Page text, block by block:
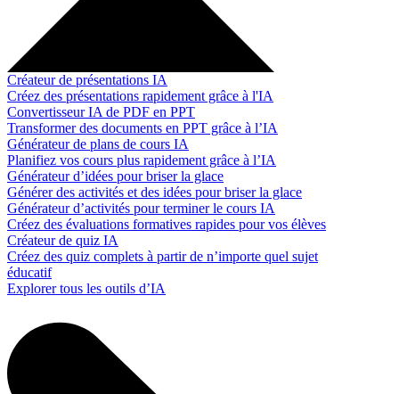
Créateur de présentations IA
Créez des présentations rapidement grâce à l'IA
Convertisseur IA de PDF en PPT
Transformer des documents en PPT grâce à l’IA
Générateur de plans de cours IA
Planifiez vos cours plus rapidement grâce à l’IA
Générateur d’idées pour briser la glace
Générer des activités et des idées pour briser la glace
Générateur d’activités pour terminer le cours IA
Créez des évaluations formatives rapides pour vos élèves
Créateur de quiz IA
Créez des quiz complets à partir de n’importe quel sujet
éducatif
Explorer tous les outils d’IA